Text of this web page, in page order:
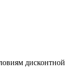
дисконтной